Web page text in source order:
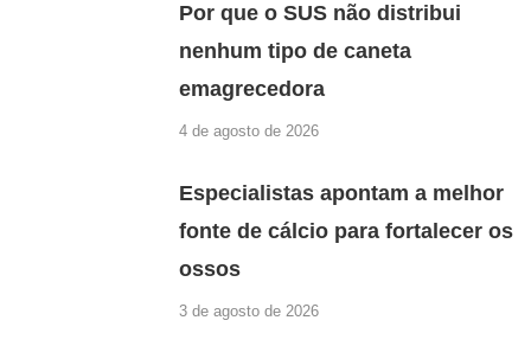
Por que o SUS não distribui
nenhum tipo de caneta
emagrecedora
4 de agosto de 2026
Especialistas apontam a melhor
fonte de cálcio para fortalecer os
ossos
3 de agosto de 2026